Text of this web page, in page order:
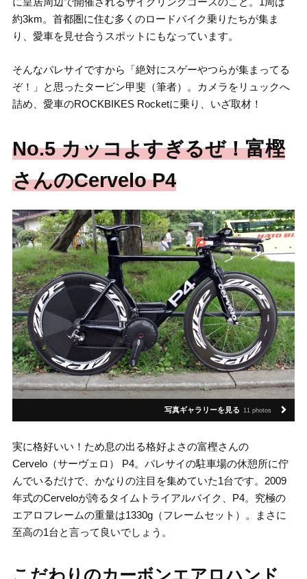
約3km。首都圏に住む多くのロードバイク乗りたちが集ま
り、愛車を見せ合うスポットにもなっています。
そんなパレサイですから「絶対にスゲーやつらが集まってる
ぞ！」と思ったタービン甲斐（筆者）。カメラをリュックへ
詰め、愛車のROCKBIKES Rocketに乗り、いざ取材！
No.5 カッコよすぎるぜ！富樫
さんのCervelo P4
写真ギャラリーを見る 11 photos
実に格好いい！ため息の出る格好よさの富樫さんの
Cervelo（サーヴェロ） P4。パレサイの駐車場の休憩所に佇
んでいるだけで、かなりの注目を集めていた1台です。2009
年式のCerveloが誇るタイムトライアルバイク、P4。究極の
エアロフレームの重量は1330g（フレームセット）。まさに
至高の1台と言って良いでしょう。
こだわりのカーボンエアロハンド